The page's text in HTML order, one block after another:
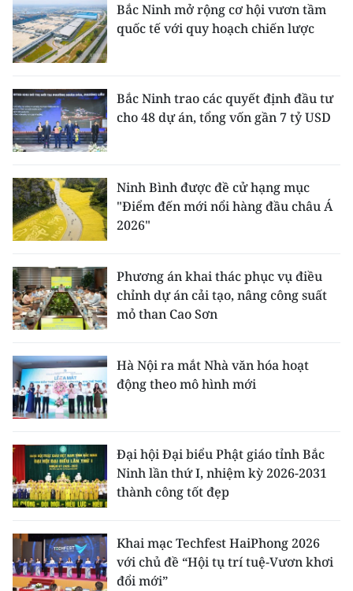
Bắc Ninh mở rộng cơ hội vươn tầm
quốc tế với quy hoạch chiến lược
Bắc Ninh trao các quyết định đầu tư
cho 48 dự án, tổng vốn gần 7 tỷ USD
Ninh Bình được đề cử hạng mục
"Điểm đến mới nổi hàng đầu châu Á
2026"
Phương án khai thác phục vụ điều
chỉnh dự án cải tạo, nâng công suất
mỏ than Cao Sơn
Hà Nội ra mắt Nhà văn hóa hoạt
động theo mô hình mới
Đại hội Đại biểu Phật giáo tỉnh Bắc
Ninh lần thứ I, nhiệm kỳ 2026-2031
thành công tốt đẹp
Khai mạc Techfest HaiPhong 2026
với chủ đề “Hội tụ trí tuệ-Vươn khơi
đổi mới”